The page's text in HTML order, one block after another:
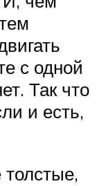
с одной
Так что
и есть,